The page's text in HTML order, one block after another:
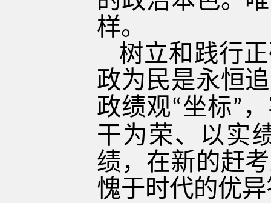
样。
树立和践行
政为民是永恒
政绩观“坐标”
干为荣、以实
绩，在新的赶
愧于时代的优